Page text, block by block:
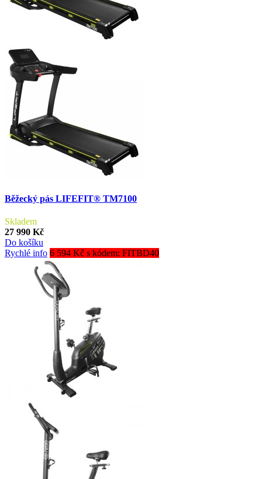
Běžecký pás LIFEFIT® TM7100
Skladem
27 990 Kč
Do košíku
Rychlé info 6 594 Kč s kódem: FITBD40